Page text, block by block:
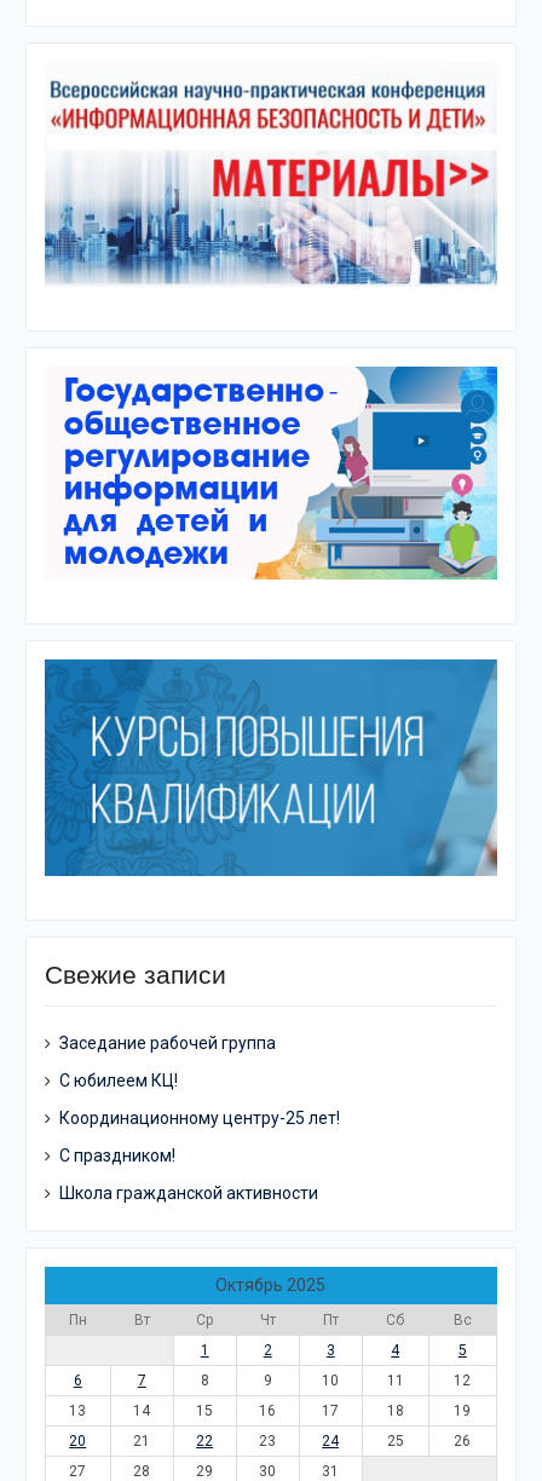
Свежие записи
Заседание рабочей группа
С юбилеем КЦ!
Координационному центру-25 лет!
С праздником!
Школа гражданской активности
Октябрь 2025
Пн Вт Ср Чт Пт Сб
Вс
1
2 3 4
5
6
7 8 9 10 11
12
13
14 15 16 17 18
19
20
21 22 23 24 25
26
27
28 29 30 31